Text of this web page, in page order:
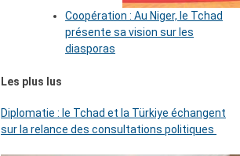
Coopération : Au Niger, le Tchad
présente sa vision sur les
diasporas
Les plus lus
Diplomatie : le Tchad et la Türkiye échangent
sur la relance des consultations politiques